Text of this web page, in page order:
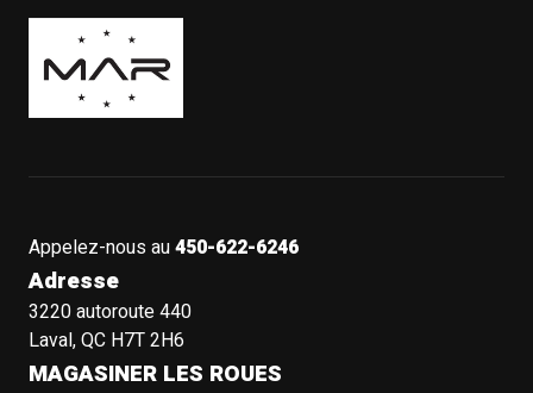
Boutique Mags à Rabais
Appelez-nous au450-622-6246
Adresse
3220 autoroute 440
Laval, QC H7T 2H6
MAGASINER LES ROUES